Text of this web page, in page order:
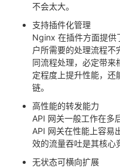
不会太大。
支持插件化管理
Nginx 在插件方面提供
户所需要的处理流程不
同流程处理，必定带来
定程度上提升性能，还
链。
高性能的转发能力
API 网关一般工作在多
API 网关在性能上容易
效的流量吞吐是其核心
无状态可横向扩展